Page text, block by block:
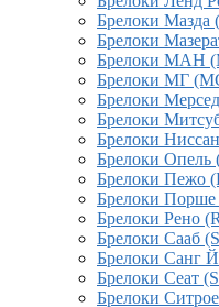
Брелоки Мазда
Брелоки
Брелоки МАН
Брелоки МГ
Брелоки
Брелоки
Брелоки
Брелоки Опель
Брелоки Пежо
Брелоки Порше
Брелоки Рено
Брелоки Сааб
Брелоки Санг
Брелоки Сеат
Брелоки